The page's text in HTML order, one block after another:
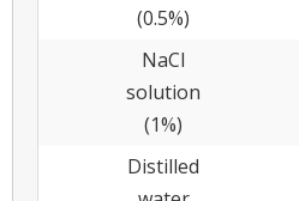
(0.5%)
NaCl
solution
(1%)
Distilled